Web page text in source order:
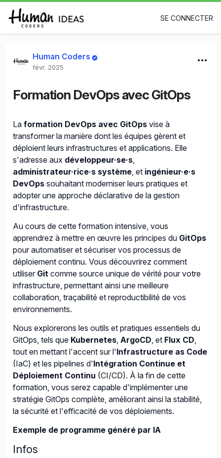
SE CONNECTER
Human Coders
févr. 2025
Formation DevOps avec GitOps
La formation DevOps avec GitOps vise à
transformer la manière dont les équipes gèrent et
déploient leurs infrastructures et applications. Elle
s'adresse aux développeur·se·s,
administrateur·rice·s système, et ingénieur·e·s
DevOps souhaitant moderniser leurs pratiques et
adopter une approche déclarative de la gestion
d'infrastructure.
Au cours de cette formation intensive, vous
apprendrez à mettre en œuvre les principes du GitOps
pour automatiser et sécuriser vos processus de
déploiement continu. Vous découvrirez comment
utiliser Git comme source unique de vérité pour votre
infrastructure, permettant ainsi une meilleure
collaboration, traçabilité et reproductibilité de vos
environnements.
Nous explorerons les outils et pratiques essentiels du
GitOps, tels que Kubernetes, ArgoCD, et Flux CD,
tout en mettant l'accent sur l'Infrastructure as Code
(IaC) et les pipelines d'Intégration Continue et
Déploiement Continu (CI/CD). À la fin de cette
formation, vous serez capable d'implémenter une
stratégie GitOps complète, améliorant ainsi la stabilité,
la sécurité et l'efficacité de vos déploiements.
Exemple de programme généré par IA
Infos